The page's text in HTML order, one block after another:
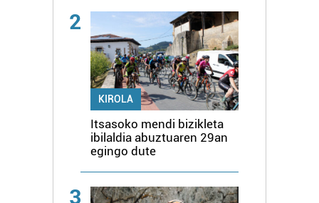
2
KIROLA
Itsasoko mendi bizikleta
ibilaldia abuztuaren 29an
egingo dute
3